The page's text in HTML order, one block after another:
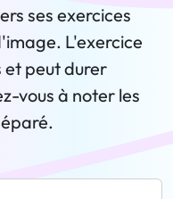
ses exercices
L'exercice
et peut durer
vous à noter les